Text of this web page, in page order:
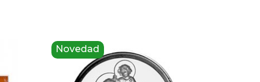
Novedad